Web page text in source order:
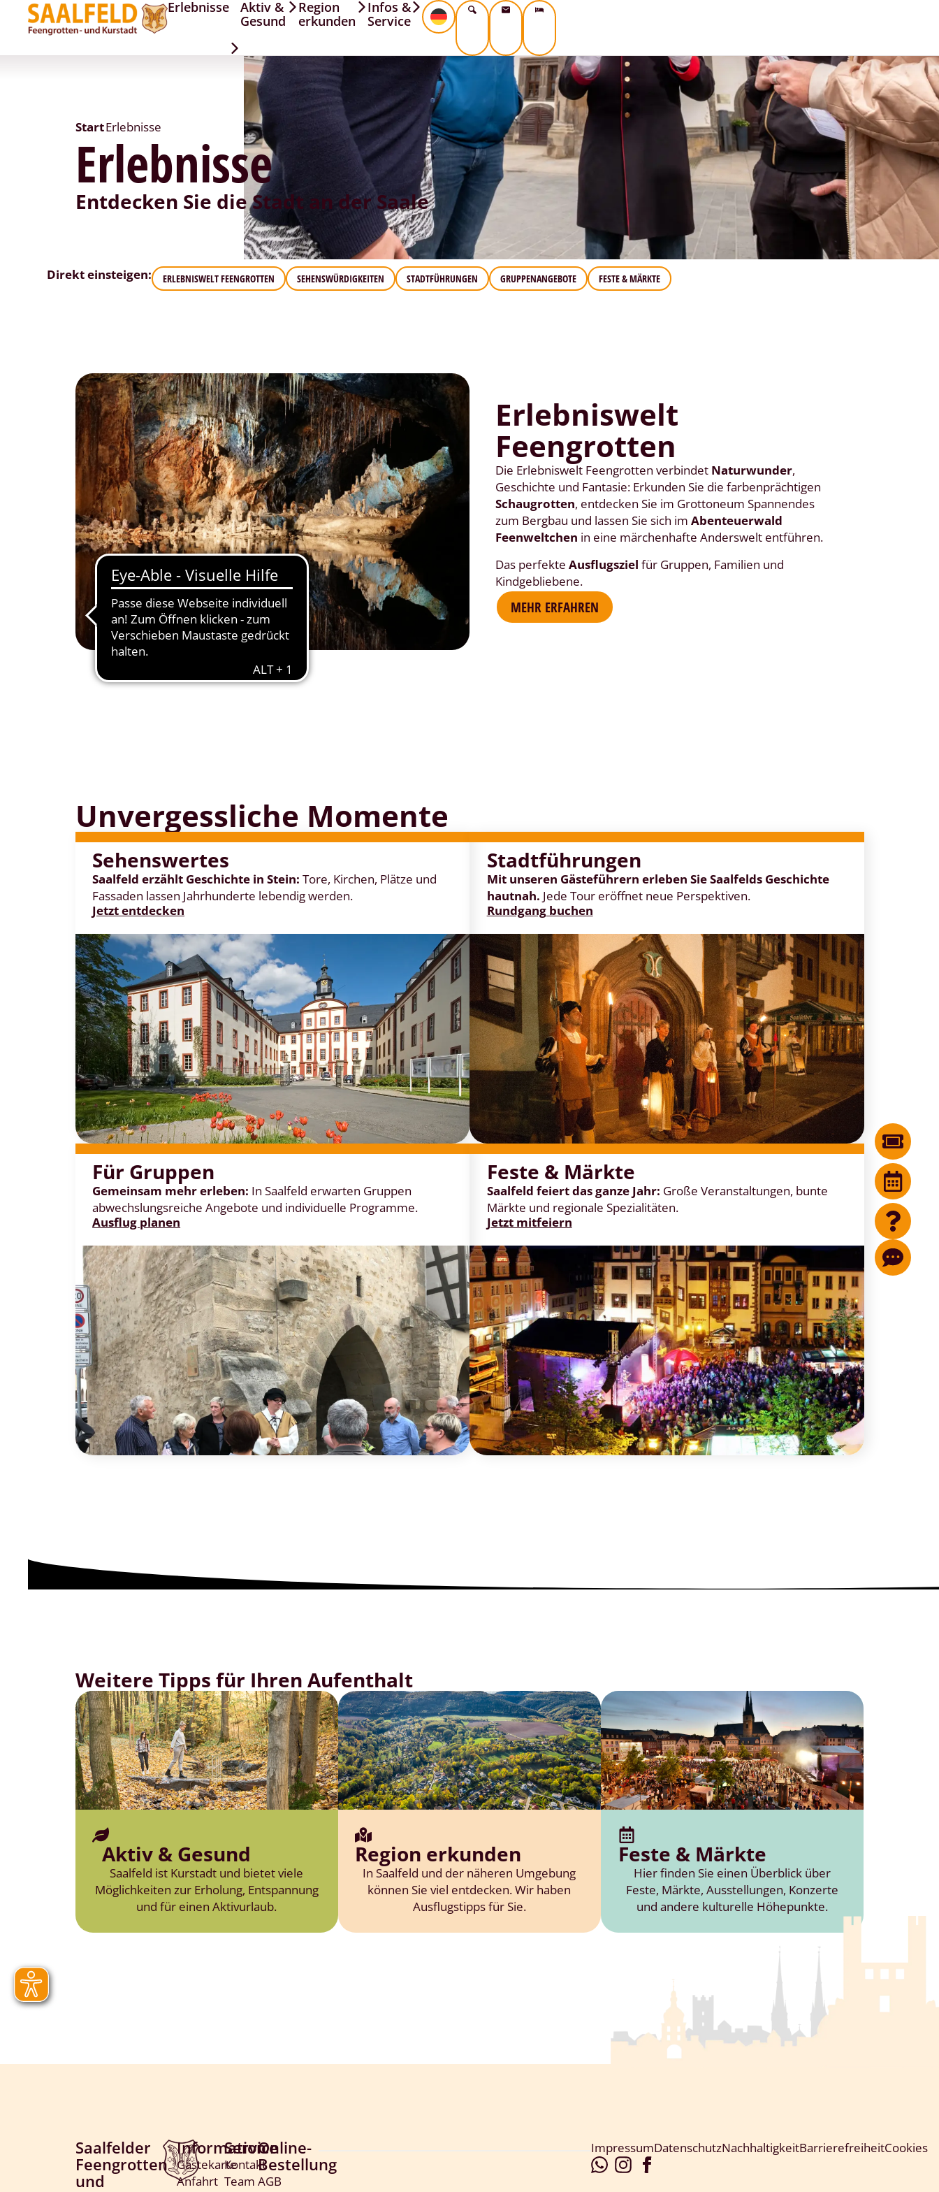
Erlebnisse
Aktiv &
Gesund
Region
erkunden
Infos &
Service
StartErlebnisse
Erlebnisse
Entdecken Sie die Stadt an der Saale
Direkt einsteigen: ERLEBNISWELT FEENGROTTEN SEHENSWÜRDIGKEITEN STADTFÜHRUNGEN GRUPPENANGEBOTE FESTE & MÄRKTE
Erlebniswelt
Feengrotten
Die Erlebniswelt Feengrotten verbindet Naturwunder,
Geschichte und Fantasie: Erkunden Sie die farbenprächtigen
Schaugrotten, entdecken Sie im Grottoneum Spannendes
zum Bergbau und lassen Sie sich imAbenteuerwald
Feenweltchen in eine märchenhafte Anderswelt entführen.
Das perfekteAusflugsziel für Gruppen, Familien und
Kindgebliebene.
MEHR ERFAHREN
Unvergessliche Momente
Sehenswertes
Saalfeld erzählt Geschichte in Stein: Tore, Kirchen, Plätze und
Fassaden lassen Jahrhunderte lebendig werden.
Jetzt entdecken
Stadtführungen
Mit unseren Gästeführern erleben Sie Saalfelds Geschichte
hautnah. Jede Tour eröffnet neue Perspektiven.
Rundgang buchen
Für Gruppen
Gemeinsam mehr erleben: In Saalfeld erwarten Gruppen
abwechslungsreiche Angebote und individuelle Programme.
Ausflug planen
Feste & Märkte
Saalfeld feiert das ganze Jahr: Große Veranstaltungen, bunte
Märkte und regionale Spezialitäten.
Jetzt mitfeiern
Weitere Tipps für Ihren Aufenthalt
Aktiv & Gesund
Saalfeld ist Kurstadt und bietet viele
Möglichkeiten zur Erholung, Entspannung
und für einen Aktivurlaub.
Region erkunden
In Saalfeld und der näheren Umgebung
können Sie viel entdecken. Wir haben
Ausflugstipps für Sie.
Feste & Märkte
Hier finden Sie einen Überblick über
Feste, Märkte, Ausstellungen, Konzerte
und andere kulturelle Höhepunkte.
Saalfelder
Feengrotten
und
Information
Gästekarte
Anfahrt
Service
Kontakt
Team
Online-
Bestellung
AGB
ImpressumDatenschutzNachhaltigkeitBarrierefreiheitCookies